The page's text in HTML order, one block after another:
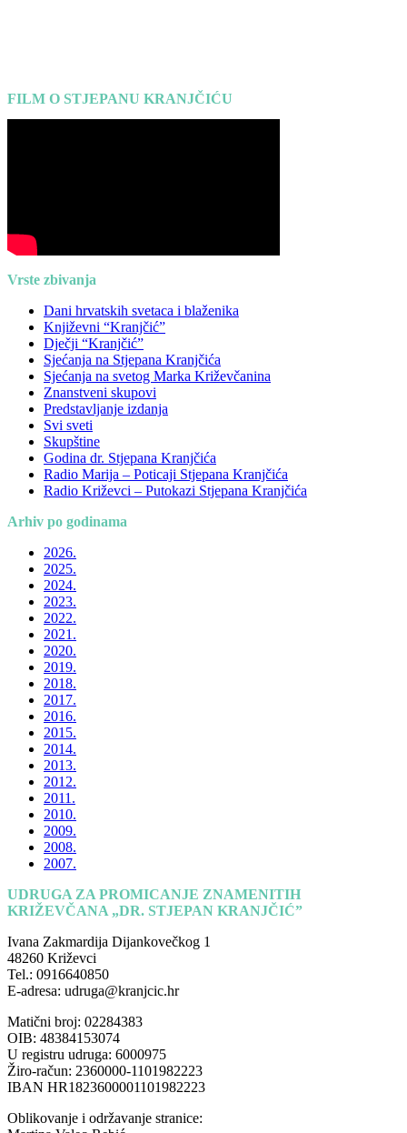
FILM O STJEPANU KRANJČIĆU
Vrste zbivanja
Dani hrvatskih svetaca i blaženika
Književni “Kranjčić”
Dječji “Kranjčić”
Sjećanja na Stjepana Kranjčića
Sjećanja na svetog Marka Križevčanina
Znanstveni skupovi
Predstavljanje izdanja
Svi sveti
Skupštine
Godina dr. Stjepana Kranjčića
Radio Marija – Poticaji Stjepana Kranjčića
Radio Križevci – Putokazi Stjepana Kranjčića
Arhiv po godinama
2026.
2025.
2024.
2023.
2022.
2021.
2020.
2019.
2018.
2017.
2016.
2015.
2014.
2013.
2012.
2011.
2010.
2009.
2008.
2007.
UDRUGA ZA PROMICANJE ZNAMENITIH
KRIŽEVČANA „DR. STJEPAN KRANJČIĆ”
Ivana Zakmardija Dijankovečkog 1
48260 Križevci
Tel.: 0916640850
E-adresa: udruga@kranjcic.hr
Matični broj: 02284383
OIB: 48384153074
U registru udruga: 6000975
Žiro-račun: 2360000-1101982223
IBAN HR1823600001101982223
Oblikovanje i održavanje stranice: